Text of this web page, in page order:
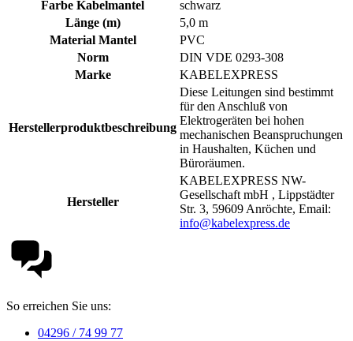
Farbe Kabelmantel
schwarz
Länge (m)
5,0 m
Material Mantel
PVC
Norm
DIN VDE 0293-308
Marke
KABELEXPRESS
Herstellerproduktbeschreibung
Diese Leitungen sind bestimmt
für den Anschluß von
Elektrogeräten bei hohen
mechanischen Beanspruchungen
in Haushalten, Küchen und
Büroräumen.
Hersteller
KABELEXPRESS NW-
Gesellschaft mbH , Lippstädter
Str. 3, 59609 Anröchte, Email:
info@kabelexpress.de
So erreichen Sie uns:
04296 / 74 99 77